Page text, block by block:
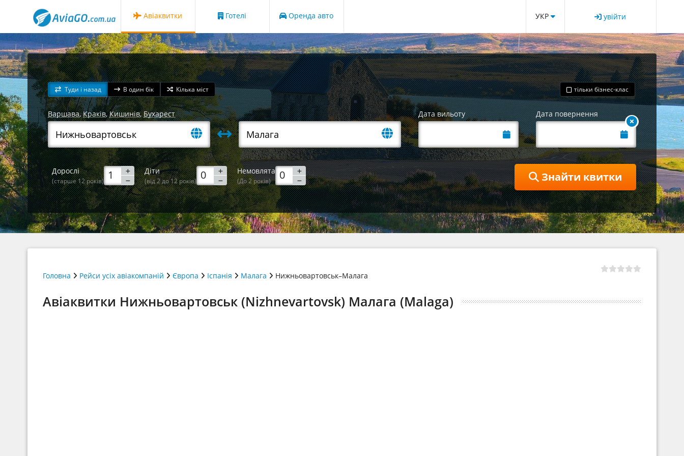
Авіаквитки Готелі Оренда авто УКР увійти
Туди і назад В один бік Кілька міст тільки бізнес-клас
Варшава,Краків,Кишинів,Бухарест Дата вильоту Дата повернення
Дорослі
(старше 12 років)
Діти
(від 2 до 12 років)
Немовлята
(До 2 років) Знайти квитки
Головна Рейси усіх авіакомпаній Європа Іспанія Малага Нижньовартовськ–Малага
Авіаквитки Нижньовартовськ (Nizhnevartovsk) Малага (Malaga)